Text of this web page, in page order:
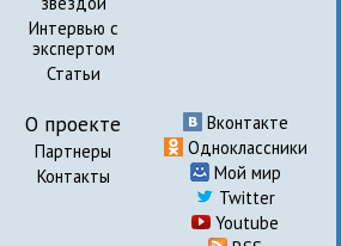
Интервью с
экспертом
Статьи
О проекте
Партнеры
Контакты
Вконтакте
Одноклассники
Мой мир
Twitter
Youtube